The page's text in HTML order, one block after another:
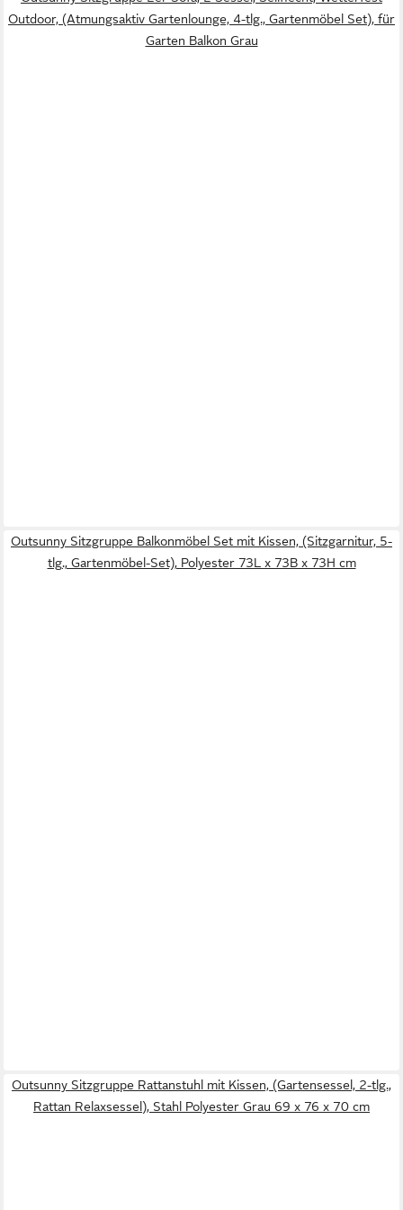
Outdoor, (Atmungsaktiv Gartenlounge, 4-tlg., Gartenmöbel Set), für
Garten Balkon Grau
Outsunny Sitzgruppe Balkonmöbel Set mit Kissen, (Sitzgarnitur, 5-
tlg., Gartenmöbel-Set), Polyester 73L x 73B x 73H cm
Outsunny Sitzgruppe Rattanstuhl mit Kissen, (Gartensessel, 2-tlg.,
Rattan Relaxsessel), Stahl Polyester Grau 69 x 76 x 70 cm